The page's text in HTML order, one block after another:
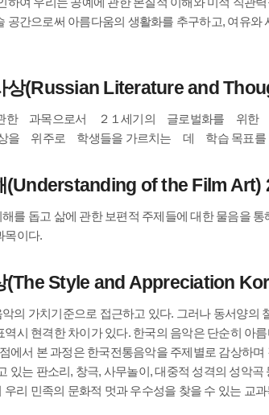
공간으로써 아름다움의 생활화를 추구하고, 여유
상(Russian Literature and
한 과목으로서 ２１세기의 글로벌화를 위
을 위주로 학생들을 가르치는 데 학습 목표를
(Understanding of the Film Art)
를 돕고 삶에 관한 보편적 주제들에 대한 물음을
목이다.
(The Style and Appreciation
의 가치기준으로 접근하고 있다. 그러나 동서양의
시 현격한 차이가 있다. 한국의 음악은 단순히 아
에서 본 과정은 한국전통음악을 주제별로 감상하
있는 판소리, 창극, 사무놀이, 대중적 성격의 성악
리 민족의 문화적 멋과 우수성을 찾을 수 있는 교